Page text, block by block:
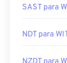
SAST para
NDT para